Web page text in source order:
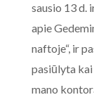
sausio 13 d.
apie
naftoje“, ir
pasiūlyta kai
mano